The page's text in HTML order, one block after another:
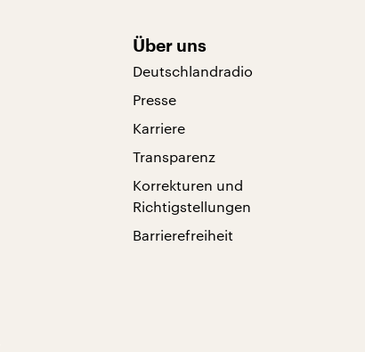
Über uns
Deutschlandradio
Presse
Karriere
Transparenz
Korrekturen und
Richtigstellungen
Barrierefreiheit